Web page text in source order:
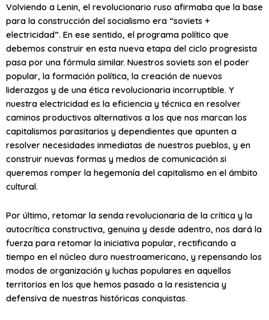
Volviendo a Lenin, el revolucionario ruso afirmaba que la base
para la construcción del socialismo era “soviets +
electricidad”. En ese sentido, el programa político que
debemos construir en esta nueva etapa del ciclo progresista
pasa por una fórmula similar. Nuestros soviets son el poder
popular, la formación política, la creación de nuevos
liderazgos y de una ética revolucionaria incorruptible. Y
nuestra electricidad es la eficiencia y técnica en resolver
caminos productivos alternativos a los que nos marcan los
capitalismos parasitarios y dependientes que apunten a
resolver necesidades inmediatas de nuestros pueblos, y en
construir nuevas formas y medios de comunicación si
queremos romper la hegemonía del capitalismo en el ámbito
cultural.
Por último, retomar la senda revolucionaria de la crítica y la
autocrítica constructiva, genuina y desde adentro, nos dará la
fuerza para retomar la iniciativa popular, rectificando a
tiempo en el núcleo duro nuestroamericano, y repensando los
modos de organización y luchas populares en aquellos
territorios en los que hemos pasado a la resistencia y
defensiva de nuestras históricas conquistas.